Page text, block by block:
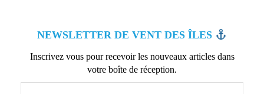
NEWSLETTER DE VENT DES ÎLES
Inscrivez vous pour recevoir les nouveaux articles dans
votre boîte de réception.